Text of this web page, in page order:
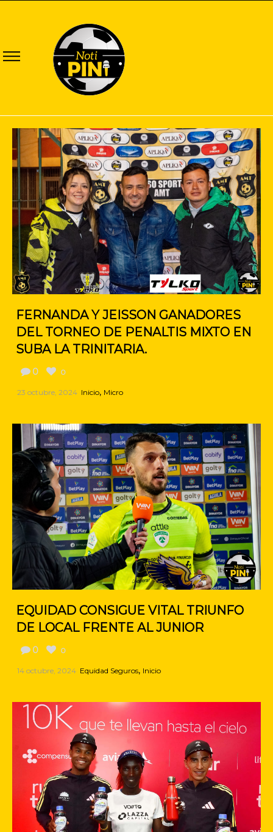
FERNANDA Y JEISSON GANADORES
DEL TORNEO DE PENALTIS MIXTO EN
SUBA LA TRINITARIA.
0 0
23 octubre, 2024 Inicio, Micro
EQUIDAD CONSIGUE VITAL TRIUNFO
DE LOCAL FRENTE AL JUNIOR
0 0
14 octubre, 2024 Equidad Seguros, Inicio